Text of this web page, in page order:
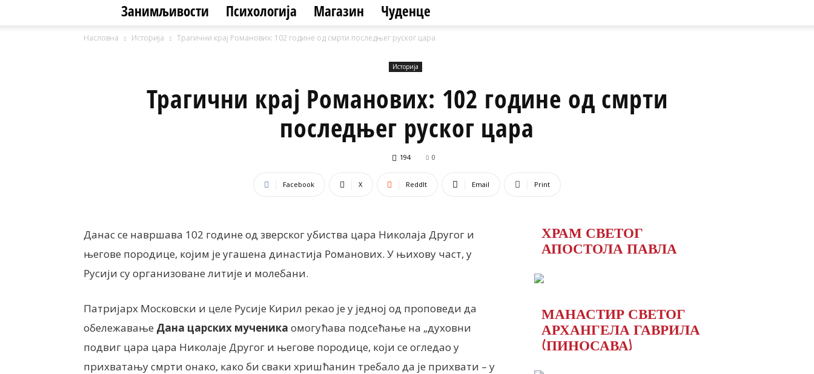
Занимљивости
Психологија Магазин Чуденце
Насловна Историја Трагични крај Романових: 102 године од смрти последњег руског цара
Историја
Трагични крај Романових: 102 године од смрти
последњег руског цара
194 0
Facebook X ReddIt Email Print
Данас се навршава 102 године од зверског убиства цара Николаја Другог и
његове породице, којим је угашена династија Романових. У њихову част, у
Русији су организоване литије и молебани.
Патријарх Московски и целе Русије Кирил рекао је у једној од проповеди да
обележавање Дана царских мученика омогућава подсећање на „духовни
подвиг цара цара Николаје Другог и његове породице, који се огледао у
прихватању смрти онако, како би сваки хришћанин требало да је прихвати – у
ХРАМ СВЕТОГ
АПОСТОЛА ПАВЛА
МАНАСТИР СВЕТОГ
АРХАНГЕЛА ГАВРИЛА
(ПИНОСАВА)